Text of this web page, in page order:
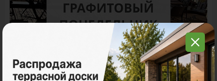
Акция
11.11 - Графитовый понедельник в
Поливуд